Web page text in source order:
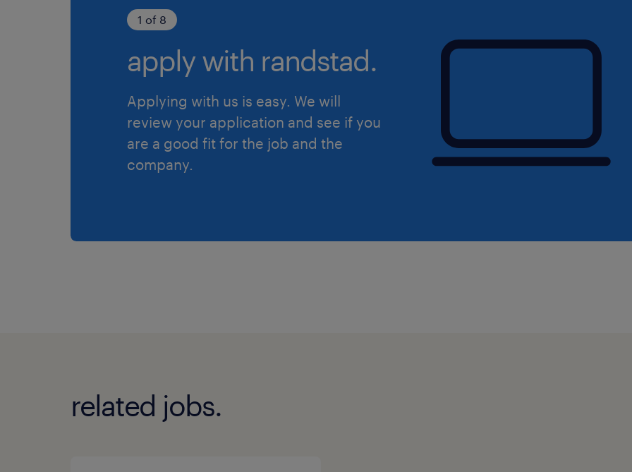
1 of 8
apply with randstad.
Applying with us is easy. We will
review your application and see if you
are a good fit for the job and the
company.
related jobs.